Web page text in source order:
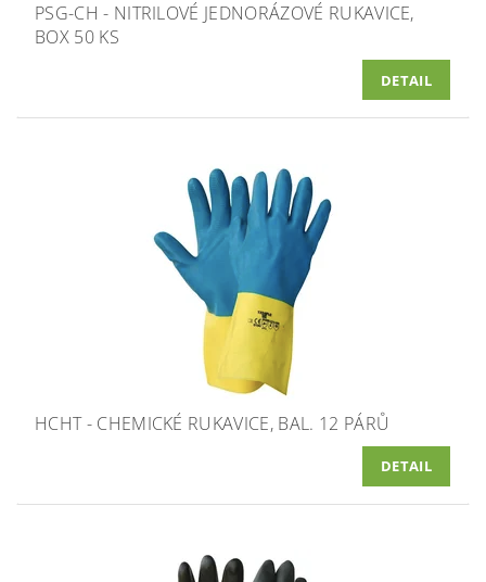
PSG-CH - NITRILOVÉ JEDNORÁZOVÉ RUKAVICE,
BOX 50 KS
DETAIL
HCHT - CHEMICKÉ RUKAVICE, BAL. 12 PÁRŮ
DETAIL